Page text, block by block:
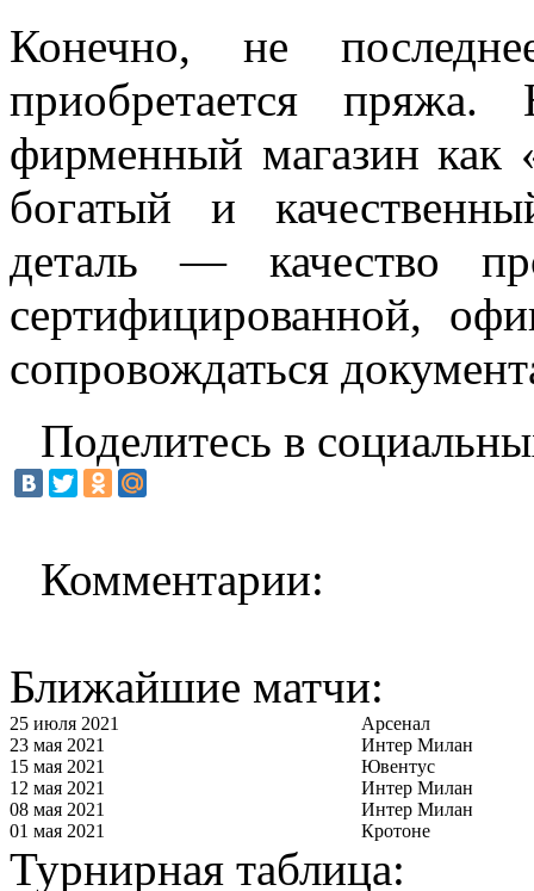
Конечно, не
приобретается
фирменный магазин как
богатый и
деталь — качество
сертифицированной,
сопровождаться
Поделитесь в
Комментарии:
Ближайшие матчи:
25 июля 2021
Арсенал
23 мая 2021
Интер Милан
15 мая 2021
Ювентус
12 мая 2021
Интер Милан
08 мая 2021
Интер Милан
01 мая 2021
Кротоне
Турнирная таблица: